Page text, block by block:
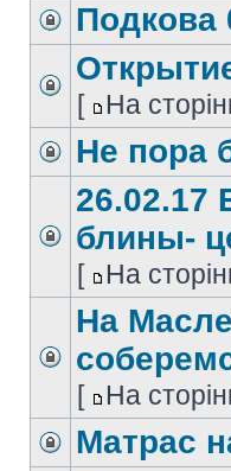
Подкова
[ На
Не пора
26.02.17
блины-
[ На
На
[ На
Матрас